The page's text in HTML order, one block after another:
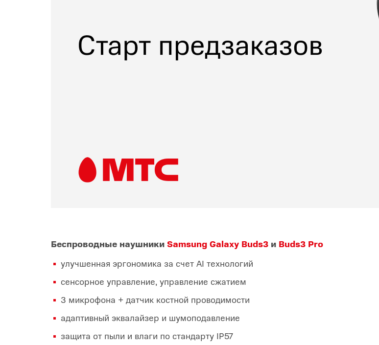
Беспроводные наушники Samsung Galaxy Buds3 и Buds3 Pro
улучшенная эргономика за счет AI технологий
сенсорное управление, управление сжатием
3 микрофона + датчик костной проводимости
адаптивный эквалайзер и шумоподавление
защита от пыли и влаги по стандарту IP57